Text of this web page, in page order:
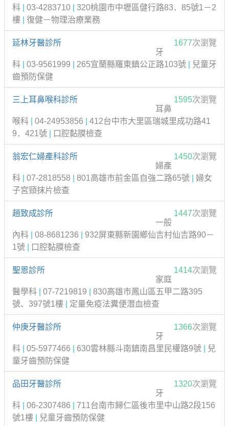
科
03-4283710
320桃園市中壢區健行路83．85號1－2
樓
復健－物理治療業務
延林牙醫診所 1677次瀏覽
牙
科
03-9561999 265宜蘭縣羅東鎮公正路103號
兒童牙
齒預防保健
三上耳鼻喉科診所 1595次瀏覽
耳鼻
喉科
04-24953856
412台中市大里區瑞城里成功路41
9．421號
口腔黏膜檢查
翁宏仁婦產科診所 1450次瀏覽
婦產
科
07-2818558 801高雄市前金區自強二路65號
婦女
子宮頸抹片檢查
趙致成診所 1447次瀏覽
一般
內科
08-8681236
932屏東縣新園鄉仙吉村仙吉路90－
1號
口腔黏膜檢查
聖恩診所 1414次瀏覽
家庭
醫學科
07-7219819
830高雄市鳳山區五甲二路395
號、397號1樓
定量免疫法糞便潛血檢查
仲庚牙醫診所 1366次瀏覽
牙
科
05-5977466 630雲林縣斗南鎮南昌里民權路9號
兒
童牙齒預防保健
品田牙醫診所 1320次瀏覽
牙
科
06-2307486
711台南市歸仁區後市里中山路2段156
號1樓
兒童牙齒預防保健